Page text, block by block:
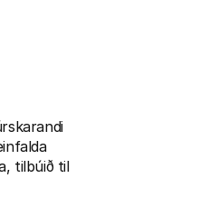
tilbúið til